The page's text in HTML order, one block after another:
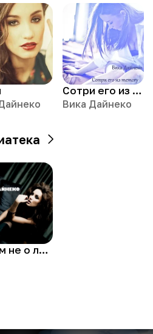
Сотри его из memory
Вика Дайнеко
Фильм не о любви